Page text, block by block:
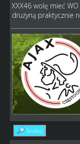
XXX46 wolę mieć
drużyną praktycznie
Szukaj